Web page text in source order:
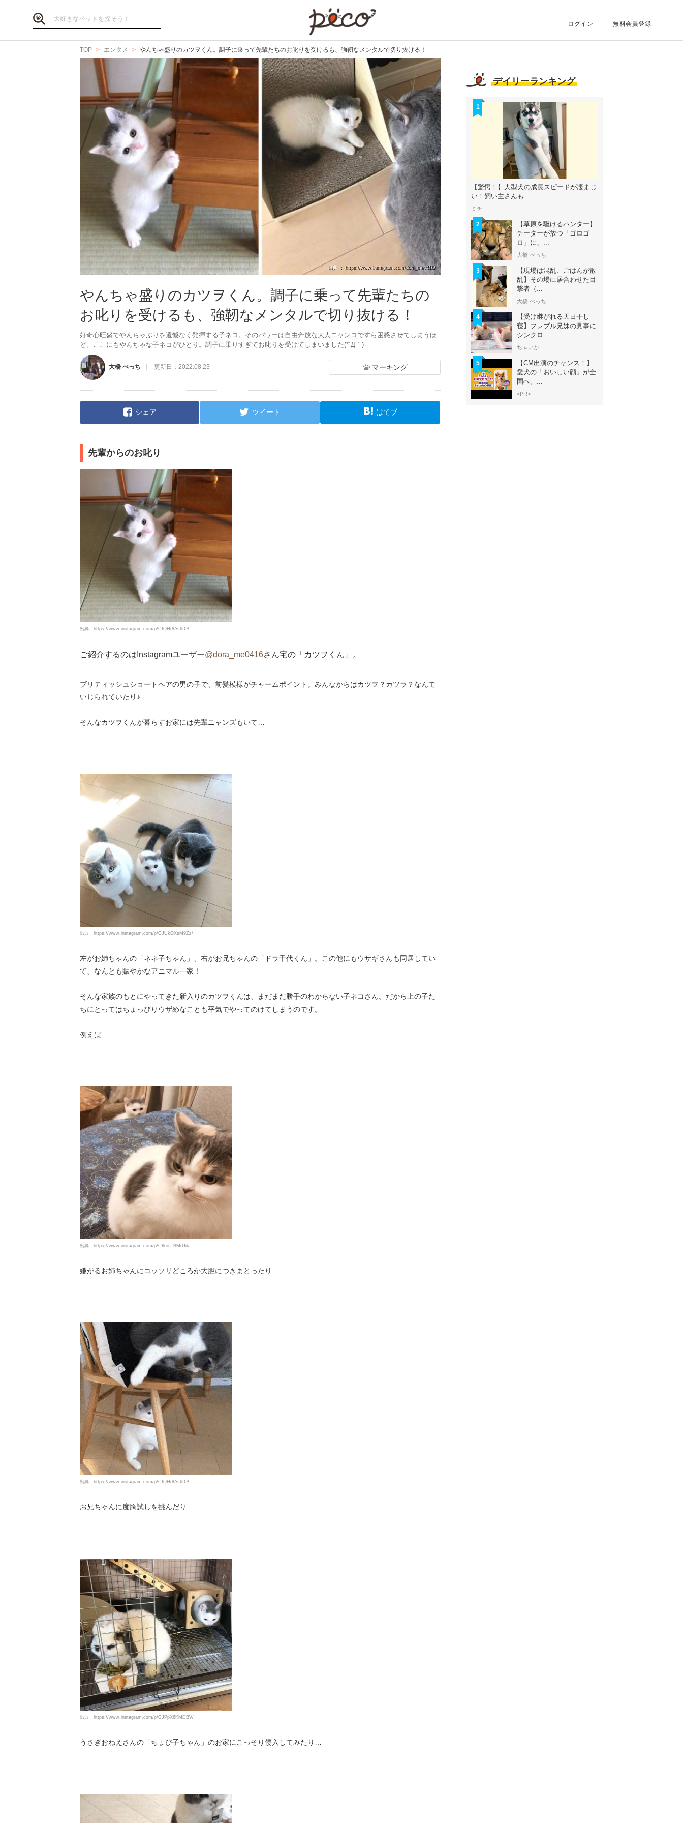
ログイン 無料会員登録
TOP エンタメ やんちゃ盛りのカツヲくん。調子に乗って先輩たちのお叱りを受けるも、強靭なメンタルで切り抜ける！
出典 ： https://www.instagram.com/dora_me0416/
やんちゃ盛りのカツヲくん。調子に乗って先輩たちの
お叱りを受けるも、強靭なメンタルで切り抜ける！
好奇心旺盛でやんちゃぶりを遺憾なく発揮する子ネコ。そのパワーは自由奔放な大人ニャンコですら困惑させてしまうほ
ど。ここにもやんちゃな子ネコがひとり。調子に乗りすぎてお叱りを受けてしまいました(*´Д｀)
大橋 ぺっち 更新日： 2022.08.23 マーキング
シェア ツイート はてブ
先輩からのお叱り
出典 https://www.instagram.com/p/CIQHr8As6IO/
ご紹介するのはInstagramユーザー@dora_me0416さん宅の「カツヲくん」。
ブリティッシュショートヘアの男の子で、前髪模様がチャームポイント。みんなからはカツヲ？カツラ？なんて
いじられていたり♪
そんなカツヲくんが暮らすお家には先輩ニャンズもいて…
出典 https://www.instagram.com/p/CJUkOXsM9Zz/
左がお姉ちゃんの「ネネ子ちゃん」、右がお兄ちゃんの「ドラ千代くん」。この他にもウサギさんも同居してい
て、なんとも賑やかなアニマル一家！
そんな家族のもとにやってきた新入りのカツヲくんは、まだまだ勝手のわからない子ネコさん。だから上の子た
ちにとってはちょっぴりウザめなことも平気でやってのけてしまうのです。
例えば…
出典 https://www.instagram.com/p/CIkos_BMrUd/
嫌がるお姉ちゃんにコッソリどころか大胆につきまとったり…
出典 https://www.instagram.com/p/CIQHr8As6IO/
お兄ちゃんに度胸試しを挑んだり…
出典 https://www.instagram.com/p/CJPpX6KMDBV/
うさぎおねえさんの「ちょび子ちゃん」のお家にこっそり侵入してみたり…
デイリーランキング
1
【驚愕！】大型犬の成長スピードが凄まじ
い！飼い主さんも...
ミチ
2
【草原を駆けるハンター】
チーターが放つ「ゴロゴ
ロ」に、...
大橋 ぺっち
3
【現場は混乱、ごはんが散
乱】その場に居合わせた目
撃者（...
大橋 ぺっち
4
【受け継がれる天日干し
寝】フレブル兄妹の見事に
シンクロ...
ちゃいか
5
【CM出演のチャンス！】
愛犬の「おいしい顔」が全
国へ。...
<PR>